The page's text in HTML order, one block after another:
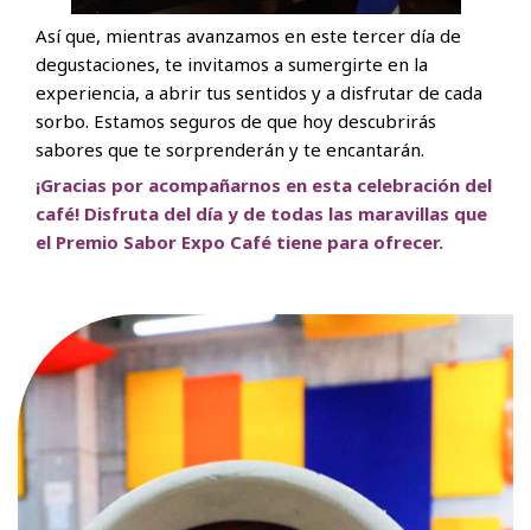
Así que, mientras avanzamos en este tercer día de
degustaciones, te invitamos a sumergirte en la
experiencia, a abrir tus sentidos y a disfrutar de cada
sorbo. Estamos seguros de que hoy descubrirás
sabores que te sorprenderán y te encantarán.
¡Gracias por acompañarnos en esta celebración del
café! Disfruta del día y de todas las maravillas que
el Premio Sabor Expo Café tiene para ofrecer.